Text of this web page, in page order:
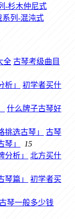
古琴考级曲目
初学者买什
什么牌子古琴好
古琴
」
15
北方买什
初学者买
琴一般多少钱